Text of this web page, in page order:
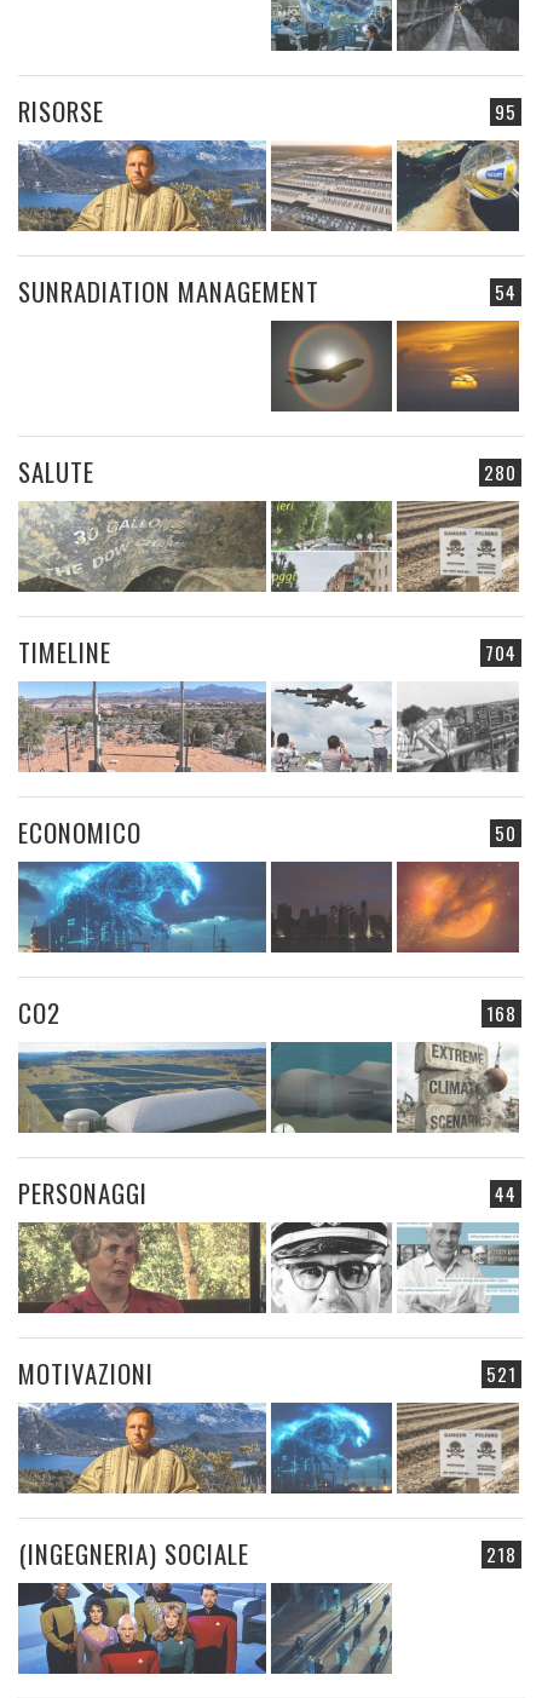
95
RISORSE
54
SUNRADIATION MANAGEMENT
280
SALUTE
704
TIMELINE
50
ECONOMICO
168
CO2
44
PERSONAGGI
521
MOTIVAZIONI
218
(INGEGNERIA) SOCIALE